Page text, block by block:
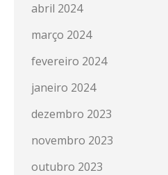
abril 2024
março 2024
fevereiro 2024
janeiro 2024
dezembro 2023
novembro 2023
outubro 2023